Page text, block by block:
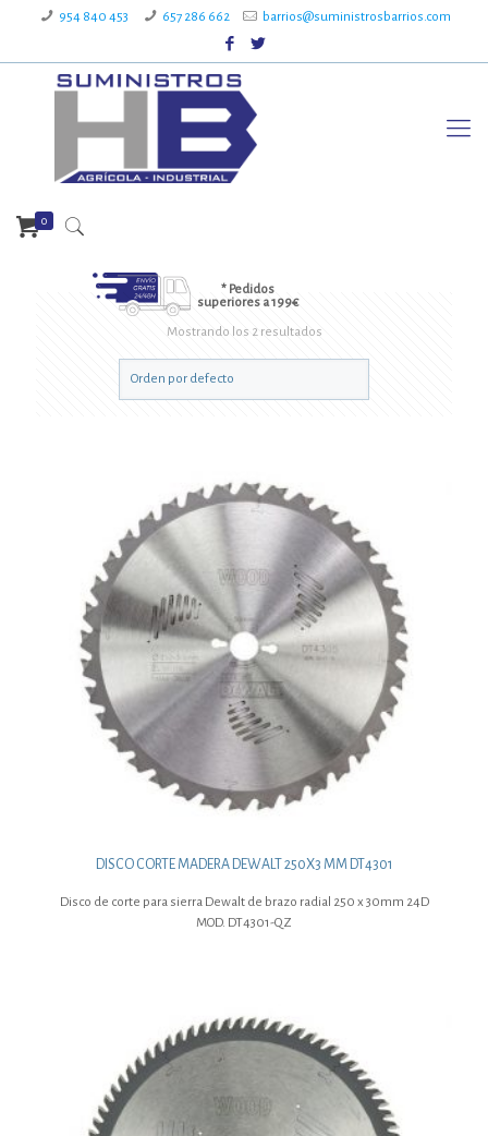
954 840 453 657 286 662 barrios@suministrosbarrios.com
* Pedidos
superiores a 199€
0
Mostrando los 2 resultados
DISCO CORTE MADERA DEWALT 250X3 MM DT4301
Disco de corte para sierra Dewalt de brazo radial 250 x 30mm 24D
MOD. DT4301-QZ